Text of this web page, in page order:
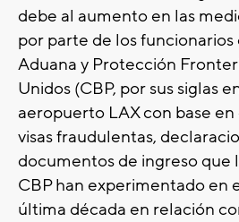
debe al aumento en las
por parte de los funcionarios
Aduana y Protección
Unidos (CBP, por sus siglas
aeropuerto LAX con base
visas fraudulentas,
documentos de ingreso que
CBP han experimentado en
última década en relación